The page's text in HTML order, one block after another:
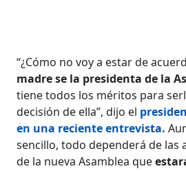
“¿Cómo no voy a estar de
madre se la presidenta de la
tiene todos los méritos para
decisión de ella”, dijo el
en una reciente entrevista.
sencillo, todo dependerá de las
de la nueva Asamblea que